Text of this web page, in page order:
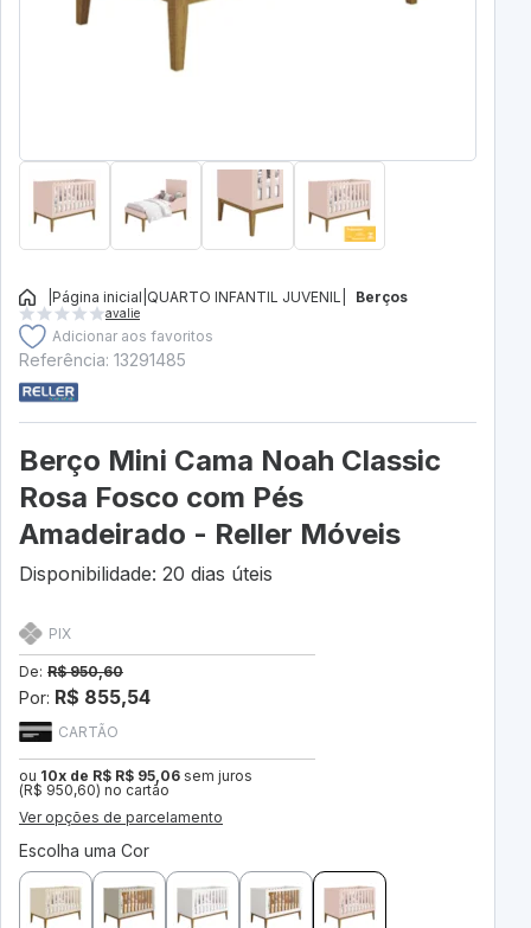
Página inicial QUARTO INFANTIL JUVENIL Berços
avalie
Adicionar aos favoritos
Referência: 13291485
Berço Mini Cama Noah Classic
Rosa Fosco com Pés
Amadeirado - Reller Móveis
Disponibilidade: 20 dias úteis
CARTÃO
ou 10x de R$ R$ 95,06 sem juros
(R$ 950,60) no cartão
Ver opções de parcelamento
PIX
De: R$ 950,60
Por: R$ 855,54
Escolha uma Cor